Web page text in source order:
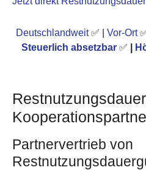
Deutschlandweit✅ | Vor-Ort
Steuerlich absetzbar ✅
Partnervertrieb von